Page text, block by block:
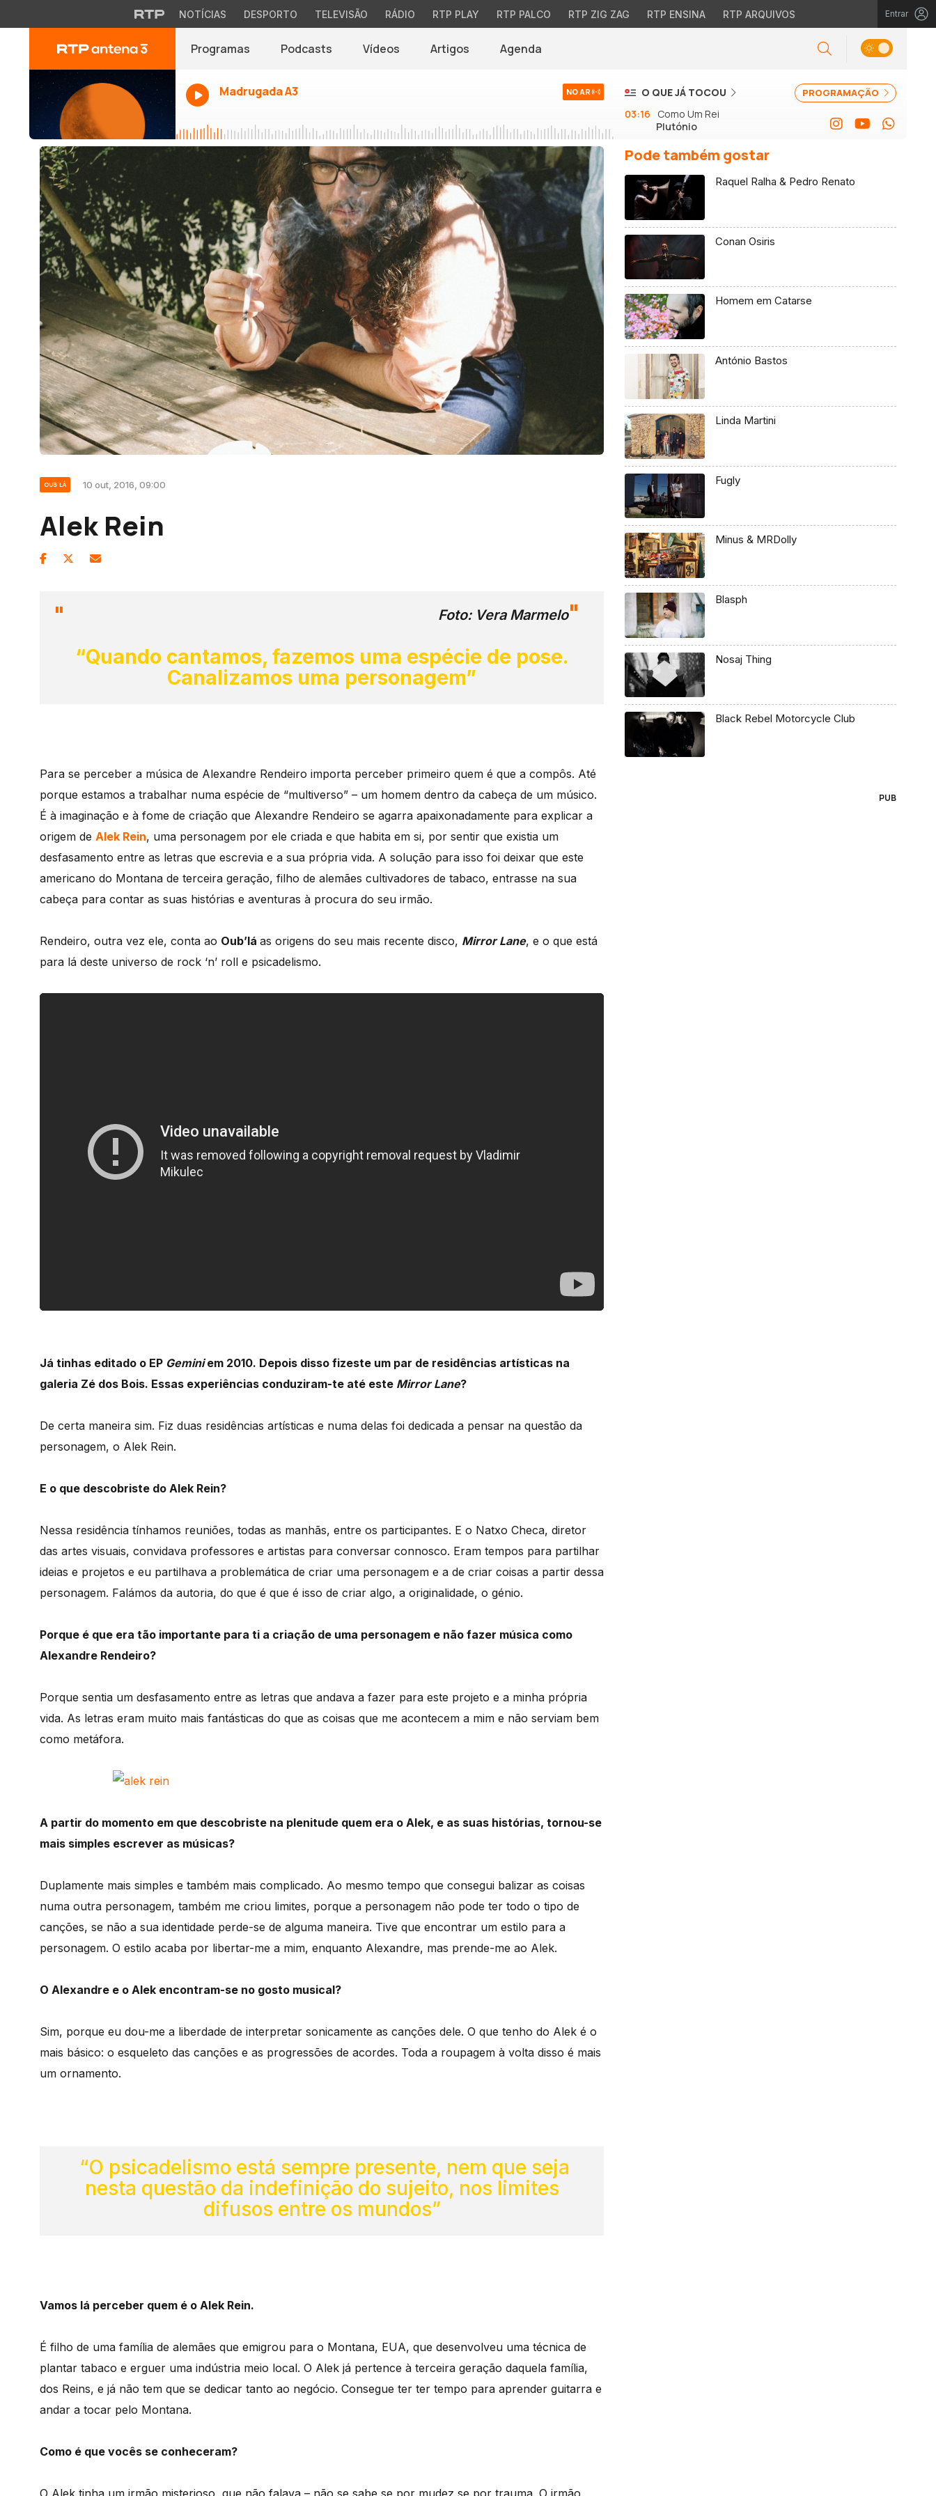
NOTÍCIAS DESPORTO TELEVISÃO RÁDIO RTP PLAY RTP PALCO RTP ZIG ZAG RTP ENSINA RTP ARQUIVOS Entrar
Programas Podcasts Vídeos Artigos Agenda
Madrugada A3 NO AR PROGRAMAÇÃO
O QUE JÁ TOCOU
03:16
Como Um Rei
Plutónio
OUB'LÁ 10 out, 2016, 09:00
Alek Rein
Foto: Vera Marmelo
“Quando cantamos, fazemos uma espécie de pose.
Canalizamos uma personagem”
Para se perceber a música de Alexandre Rendeiro importa perceber primeiro quem é que a compôs. Até
porque estamos a trabalhar numa espécie de “multiverso” – um homem dentro da cabeça de um músico.
É à imaginação e à fome de criação que Alexandre Rendeiro se agarra apaixonadamente para explicar a
origem de Alek Rein, uma personagem por ele criada e que habita em si, por sentir que existia um
desfasamento entre as letras que escrevia e a sua própria vida. A solução para isso foi deixar que este
americano do Montana de terceira geração, filho de alemães cultivadores de tabaco, entrasse na sua
cabeça para contar as suas histórias e aventuras à procura do seu irmão.
Rendeiro, outra vez ele, conta ao Oub’lá as origens do seu mais recente disco, Mirror Lane, e o que está
para lá deste universo de rock ‘n’ roll e psicadelismo.
Já tinhas editado o EP Geminiem 2010. Depois disso fizeste um par de residências artísticas na
galeria Zé dos Bois. Essas experiências conduziram-te até este Mirror Lane?
De certa maneira sim. Fiz duas residências artísticas e numa delas foi dedicada a pensar na questão da
personagem, o Alek Rein.
E o que descobriste do Alek Rein?
Nessa residência tínhamos reuniões, todas as manhãs, entre os participantes. E o Natxo Checa, diretor
das artes visuais, convidava professores e artistas para conversar connosco. Eram tempos para partilhar
ideias e projetos e eu partilhava a problemática de criar uma personagem e a de criar coisas a partir dessa
personagem. Falámos da autoria, do que é que é isso de criar algo, a originalidade, o génio.
Porque é que era tão importante para ti a criação de uma personagem e não fazer música como
Alexandre Rendeiro?
Porque sentia um desfasamento entre as letras que andava a fazer para este projeto e a minha própria
vida. As letras eram muito mais fantásticas do que as coisas que me acontecem a mim e não serviam bem
como metáfora.
A partir do momento em que descobriste na plenitude quem era o Alek, e as suas histórias, tornou-se
mais simples escrever as músicas?
Duplamente mais simples e também mais complicado. Ao mesmo tempo que consegui balizar as coisas
numa outra personagem, também me criou limites, porque a personagem não pode ter todo o tipo de
canções, se não a sua identidade perde-se de alguma maneira. Tive que encontrar um estilo para a
personagem. O estilo acaba por libertar-me a mim, enquanto Alexandre, mas prende-me ao Alek.
O Alexandre e o Alek encontram-se no gosto musical?
Sim, porque eu dou-me a liberdade de interpretar sonicamente as canções dele. O que tenho do Alek é o
mais básico: o esqueleto das canções e as progressões de acordes. Toda a roupagem à volta disso é mais
um ornamento.
“O psicadelismo está sempre presente, nem que seja
nesta questão da indefinição do sujeito, nos limites
difusos entre os mundos”
Vamos lá perceber quem é o Alek Rein.
É filho de uma família de alemães que emigrou para o Montana, EUA, que desenvolveu uma técnica de
plantar tabaco e erguer uma indústria meio local. O Alek já pertence à terceira geração daquela família,
dos Reins, e já não tem que se dedicar tanto ao negócio. Consegue ter ter tempo para aprender guitarra e
andar a tocar pelo Montana.
Como é que vocês se conheceram?
O Alek tinha um irmão misterioso, que não falava – não se sabe se por mudez se por trauma. O irmão
Pode também gostar
Raquel Ralha & Pedro Renato
Conan Osiris
Homem em Catarse
António Bastos
Linda Martini
Fugly
Minus & MRDolly
Blasph
Nosaj Thing
Black Rebel Motorcycle Club
PUB